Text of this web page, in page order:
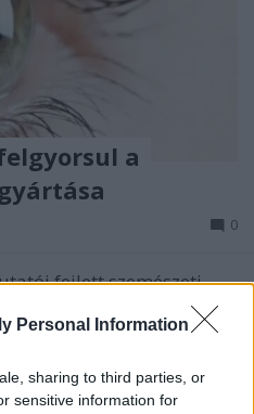
Personal Information
sharing to third parties, or
sensitive information for
a
0
fejlett szemészeti
új gyantával nyomtatnak
Az újítással javítható,
Mesterséges